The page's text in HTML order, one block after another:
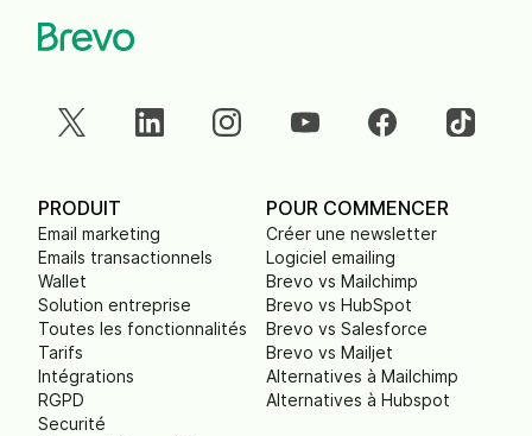
PRODUIT
Email marketing
Emails transactionnels
Wallet
Solution entreprise
Toutes les fonctionnalités
Tarifs
Intégrations
RGPD
Securité
POUR COMMENCER
Créer une newsletter
Logiciel emailing
Brevo vs Mailchimp
Brevo vs HubSpot
Brevo vs Salesforce
Brevo vs Mailjet
Alternatives à Mailchimp
Alternatives à Hubspot